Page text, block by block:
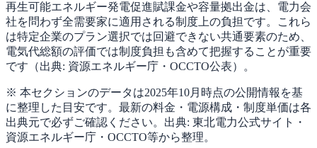
再生可能エネルギー発電促進賦課金や容量拠出金は、電力会
社を問わず全需要家に適用される制度上の負担です。これら
は特定企業のプラン選択では回避できない共通要素のため、
電気代総額の評価では制度負担も含めて把握することが重要
です（出典: 資源エネルギー庁・OCCTO公表）。
※ 本セクションのデータは2025年10月時点の公開情報を基
に整理した目安です。最新の料金・電源構成・制度単価は各
出典元で必ずご確認ください。出典: 東北電力公式サイト・
資源エネルギー庁・OCCTO等から整理。